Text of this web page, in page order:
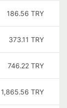
186.56 TRY
373.11 TRY
746.22 TRY
1,865.56 TRY